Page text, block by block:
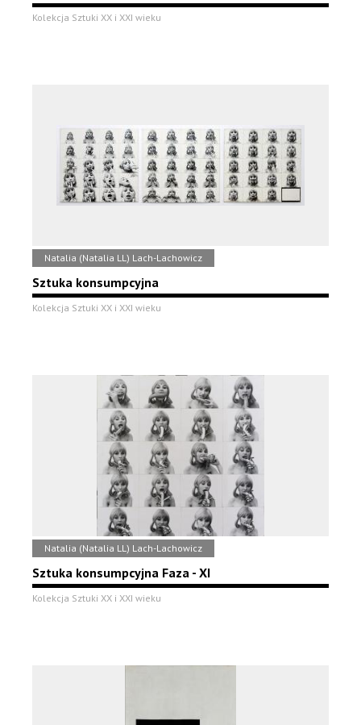
Kolekcja Sztuki XX i XXI wieku
Natalia (Natalia LL) Lach-Lachowicz
Sztuka konsumpcyjna
Kolekcja Sztuki XX i XXI wieku
Natalia (Natalia LL) Lach-Lachowicz
Sztuka konsumpcyjna Faza - XI
Kolekcja Sztuki XX i XXI wieku